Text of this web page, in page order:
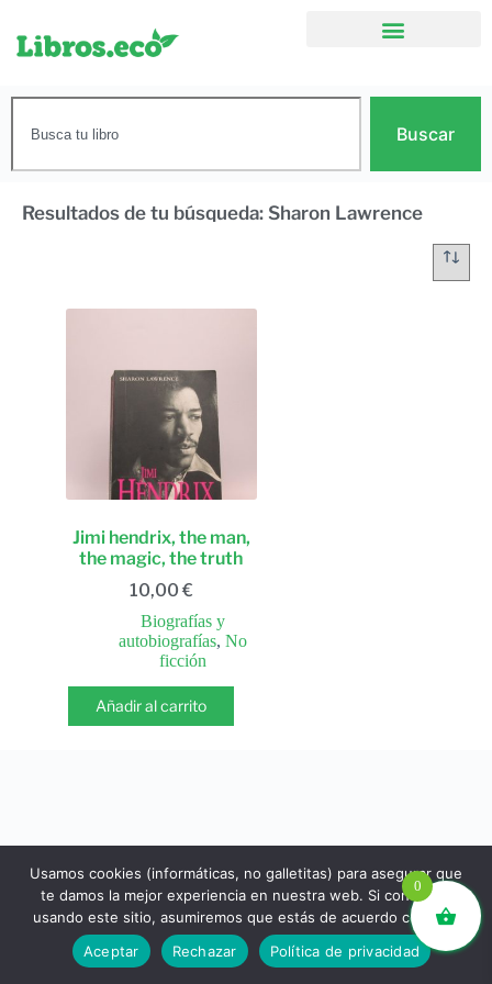
Buscar
Resultados de tu búsqueda: Sharon Lawrence
Jimi hendrix, the man,
the magic, the truth
10,00 €
Biografías y
autobiografías,No
ficción
Añadir al carrito
libros.eco © - Desde Barcelona para el mundo 💚 |
Devoluciones y reembolsos|Política de Privacidad
0
Usamos cookies (informáticas, no galletitas) para asegurar que
te damos la mejor experiencia en nuestra web. Si continúas
usando este sitio, asumiremos que estás de acuerdo con ello.
Aceptar
Rechazar Política de privacidad